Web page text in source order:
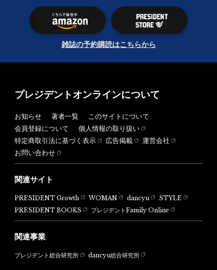
雑誌の予約購読はこちらから
プレジデントオンラインについて
お知らせ 著者一覧
このサイトについて
会員登録について
個人情報の取り扱い
特定商取引法に基づく表示
広告掲載
運営会社
お問い合わせ
関連サイト
PRESIDENT Growth WOMAN dancyu
STYLE
PRESIDENT BOOKS
プレジデントFamily Online
関連事業
プレジデント総合研究所 dancyu総合研究所